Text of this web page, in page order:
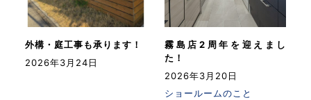
外構・庭工事も承ります！
2026年3月24日
霧島店2周年を迎えまし
た！
2026年3月20日
ショールームのこと